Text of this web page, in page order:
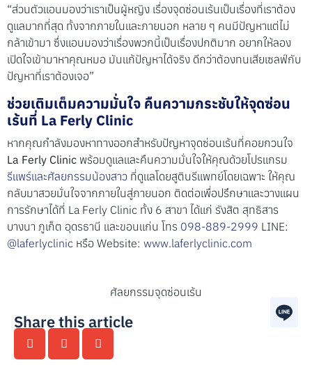
“ส่วนตัวแอนมองว่าเราเป็นผู้หญิง เรื่องจุดซ่อนเร้นเป็นเรื่องที่เราต้อง
ดูแลมากที่สุด ทั้งจากภายในและภายนอก หลาย ๆ คนมีปัญหาแต่ไม่
กล้าเข้ามา ซึ่งแอนมองว่าเรื่องพวกนี้เป็นเรื่องปกติมาก อยากให้ลอง
เปิดใจเข้ามาหาคุณหมอ มันแก้ปัญหาได้จริง ดีกว่าต้องทนเสียเซลฟ์กับ
ปัญหาที่เราต้องเจอ”
ช่วยเติมเต็มความมั่นใจ คืนความกระชับให้จุดซ่อน
เร้นที่ La Ferly Clinic
หากคุณกำลังมองหาทางออกสำหรับปัญหาจุดซ่อนเร้นที่คอยกวนใจ
La Ferly Clinic พร้อมดูแลและคืนความมั่นใจให้คุณด้วยโปรแกรม
รีแพร์และศัลยกรรมน้องสาว ที่ดูแลโดยสูตินรีแพทย์โดยเฉพาะ ให้คุณ
กลับมาสวยมั่นใจจากภายในสู่ภายนอก ติดต่อเพื่อปรึกษาและวางแผน
การรักษาได้ที่ La Ferly Clinic ทั้ง 6 สาขา ได้แก่ รังสิต สุทธิสาร
บางนา ภูเก็ต อุดรธานี และขอนแก่น โทร 098-889-2999 LINE:
@laferlyclinic หรือ Website: www.laferlyclinic.com
ศัลยกรรมจุดซ่อนเร้น
Share this article